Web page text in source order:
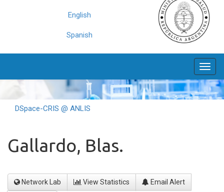
English
Spanish
DSpace-CRIS @ ANLIS
Gallardo, Blas.
Network Lab View Statistics Email Alert